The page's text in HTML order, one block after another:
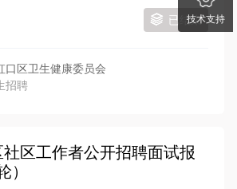
技术支持
已结束
口区卫生健康委员会
招聘
社区工作者公开招聘面试报
）